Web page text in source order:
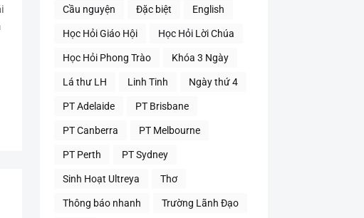
Cầu nguyện Đặc biệt English
Học Hỏi Giáo Hội Học Hỏi Lời Chúa
Học Hỏi Phong Trào Khóa 3 Ngày
Lá thư LH Linh Tinh Ngày thứ 4
PT Adelaide PT Brisbane
PT Canberra PT Melbourne
PT Perth PT Sydney
Sinh Hoạt Ultreya Thơ
Thông báo nhanh Trường Lãnh Đạo